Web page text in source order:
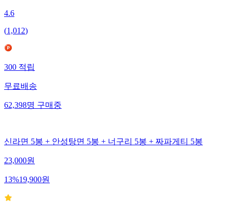
4.6
(1,012)
300적립
무료배송
62,398명구매중
신라면 5봉 + 안성탕면 5봉 + 너구리 5봉 + 짜파게티 5봉
23,000원
13%19,900원